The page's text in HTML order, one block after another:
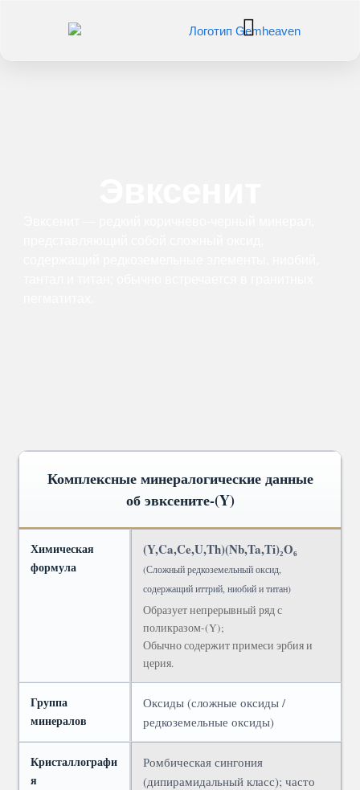
Комплексные минералогические данные
об эвксените-(Y)
Химическая
формула
(Y,Ca,Ce,U,Th)(Nb,Ta,Ti)₂O₆
(Сложный редкоземельный оксид,
содержащий иттрий, ниобий и титан)
Образует непрерывный ряд с
поликразом-(Y);
Обычно содержит примеси эрбия и
церия.
Группа
минералов
Оксиды (сложные оксиды /
редкоземельные оксиды)
Кристаллографи
я
Ромбическая сингония
(дипирамидальный класс); часто